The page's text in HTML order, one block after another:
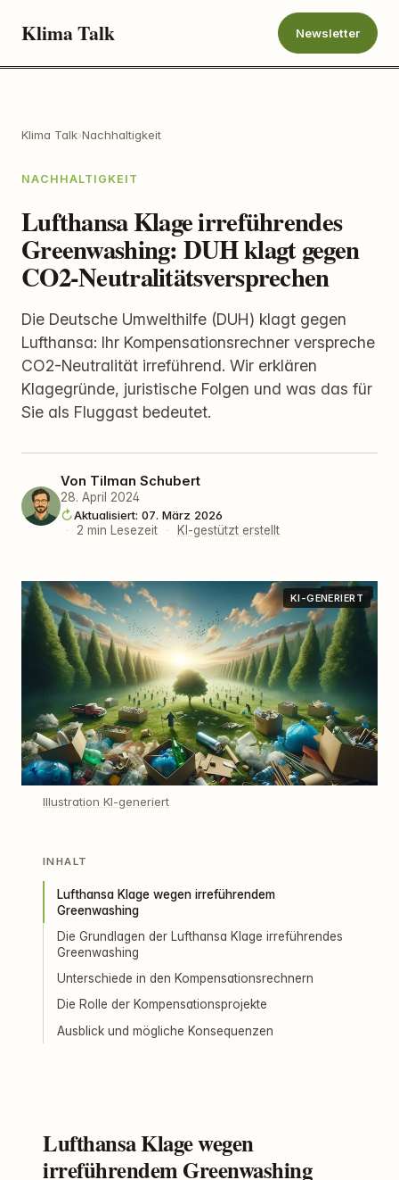
Klima Talk Newsletter
Klima Talk›Nachhaltigkeit
NACHHALTIGKEIT
Lufthansa Klage irreführendes
Greenwashing: DUH klagt gegen
CO2-Neutralitätsversprechen
Die Deutsche Umwelthilfe (DUH) klagt gegen
Lufthansa: Ihr Kompensationsrechner verspreche
CO2-Neutralität irreführend. Wir erklären
Klagegründe, juristische Folgen und was das für
Sie als Fluggast bedeutet.
Von Tilman Schubert
28. April 2024
Aktualisiert: 07. März 2026
·
2 min Lesezeit · KI-gestützt erstellt
KI-GENERIERT
Illustration KI-generiert
INHALT
Lufthansa Klage wegen irreführendem
Greenwashing
Die Grundlagen der Lufthansa Klage irreführendes
Greenwashing
Unterschiede in den Kompensationsrechnern
Die Rolle der Kompensationsprojekte
Ausblick und mögliche Konsequenzen
Lufthansa Klage wegen
irreführendem Greenwashing